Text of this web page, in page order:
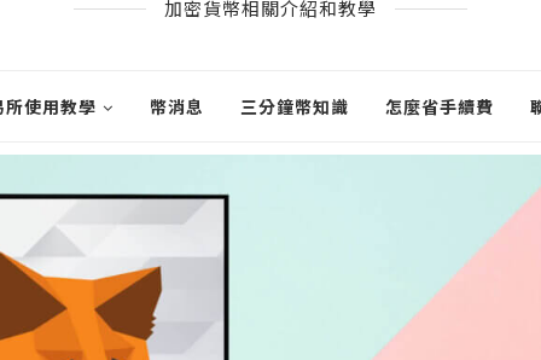
加密貨幣相關介紹和教學
所使用教學 幣消息 三分鐘幣知識 怎麼省手續費